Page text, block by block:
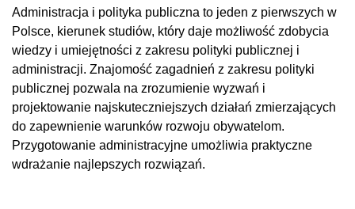
Administracja i polityka publiczna to jeden z pierwszych w
Polsce, kierunek studiów, który daje możliwość zdobycia
wiedzy i umiejętności z zakresu polityki publicznej i
administracji. Znajomość zagadnień z zakresu polityki
publicznej pozwala na zrozumienie wyzwań i
projektowanie najskuteczniejszych działań zmierzających
do zapewnienie warunków rozwoju obywatelom.
Przygotowanie administracyjne umożliwia praktyczne
wdrażanie najlepszych rozwiązań.